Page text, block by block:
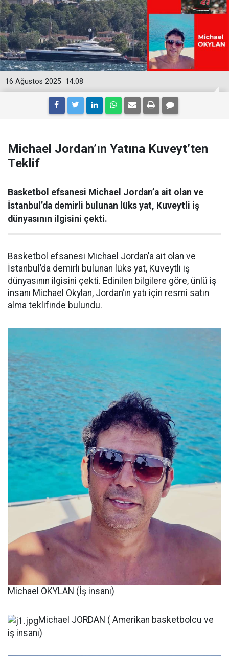
14:08
16 Ağustos 2025
Michael Jordan’ın Yatına Kuveyt’ten
Teklif
Basketbol efsanesi Michael Jordan’a ait olan ve
İstanbul’da demirli bulunan lüks yat, Kuveytli iş
dünyasının ilgisini çekti.
Basketbol efsanesi Michael Jordan’a ait olan ve
İstanbul’da demirli bulunan lüks yat, Kuveytli iş
dünyasının ilgisini çekti. Edinilen bilgilere göre, ünlü iş
insanı Michael Okylan, Jordan’ın yatı için resmi satın
alma teklifinde bulundu.
Michael OKYLAN (İş insanı)
Michael JORDAN ( Amerikan basketbolcu ve
iş insanı)